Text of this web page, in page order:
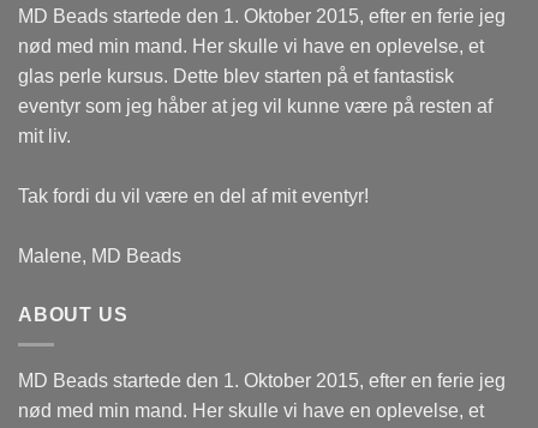
MD Beads startede den 1. Oktober 2015, efter en ferie jeg
nød med min mand. Her skulle vi have en oplevelse, et
glas perle kursus. Dette blev starten på et fantastisk
eventyr som jeg håber at jeg vil kunne være på resten af
mit liv.
Tak fordi du vil være en del af mit eventyr!
Malene, MD Beads
ABOUT US
MD Beads startede den 1. Oktober 2015, efter en ferie jeg
nød med min mand. Her skulle vi have en oplevelse, et